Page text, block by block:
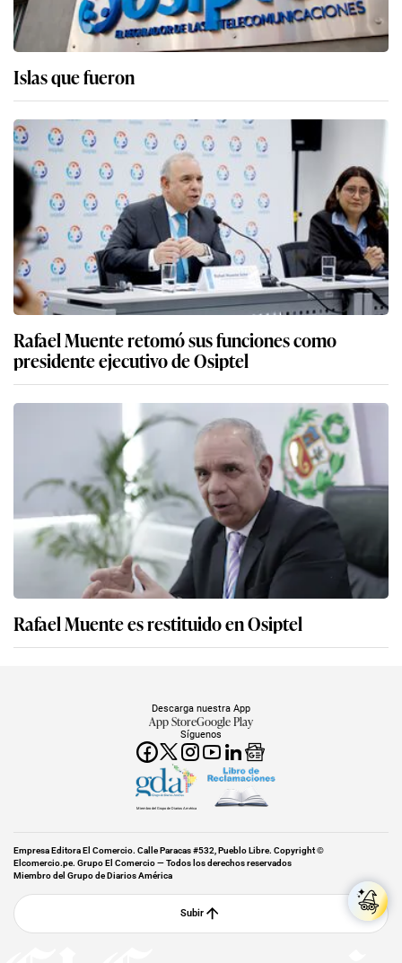
Islas que fueron
Rafael Muente retomó sus funciones como
presidente ejecutivo de Osiptel
Rafael Muente es restituido en Osiptel
Síguenos
Descarga nuestra App
App StoreGoogle Play
Miembro del Grupo de Diarios América
Empresa Editora El Comercio. Calle Paracas #532, Pueblo Libre. Copyright ©
Elcomercio.pe. Grupo El Comercio — Todos los derechos reservados
Miembro del Grupo de Diarios América
Subir